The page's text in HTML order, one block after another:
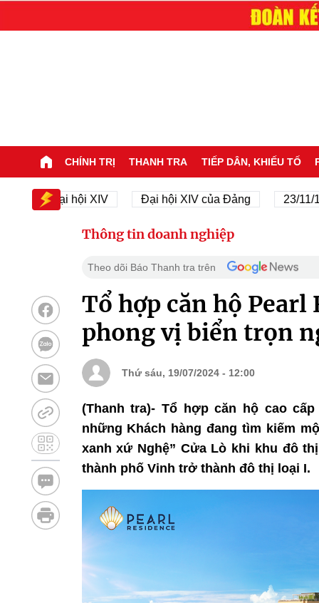
CHÍNH TRỊ THANH TRA TIẾP DÂN, KHIẾU TỐ
Đại hội XIV Đại hội XIV của Đảng 23/11/1945
Thông tin doanh nghiệp
Theo dõi Báo Thanh tra trên
Tổ hợp căn hộ
phong vị biển trọn
Thứ sáu, 19/07/2024 - 12:00
(Thanh tra)- Tổ hợp căn hộ cao
những Khách hàng đang tìm kiếm
xanh xứ Nghệ” Cửa Lò khi khu đô
thành phố Vinh trở thành đô thị loại I.